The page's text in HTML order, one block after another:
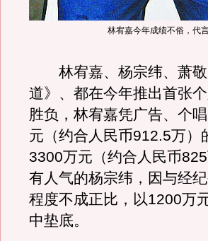
林宥嘉今年成绩不俗，代
林宥嘉、杨宗纬、萧敬
道》、都在今年推出首张
胜负，林宥嘉凭广告、个
元（约合人民币912.5万）
3300万元（约合人民币
有人气的杨宗纬，因与经
程度不成正比，以1200万
中垫底。